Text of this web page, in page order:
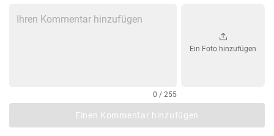
0 / 255
Ein Foto hinzufügen
Einen Kommentar hinzufügen